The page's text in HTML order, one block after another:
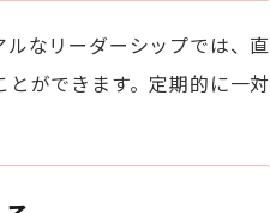
なリーダーシップでは、直
ができます。定期的に一対